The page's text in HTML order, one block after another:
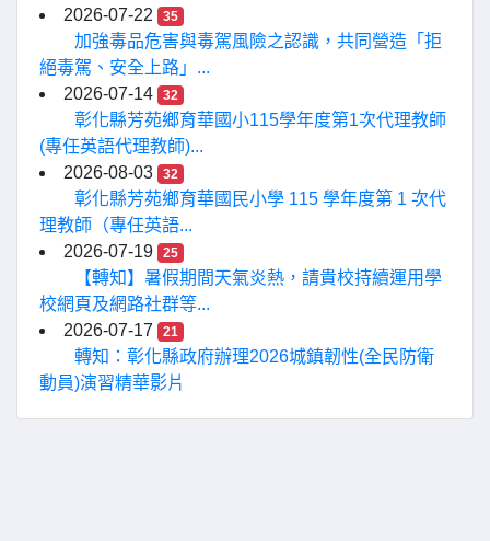
2026-07-22
35
加強毒品危害與毒駕風險之認識，共同營造「拒
絕毒駕、安全上路」...
2026-07-14
32
彰化縣芳苑鄉育華國小115學年度第1次代理教師
(專任英語代理教師)...
2026-08-03
32
彰化縣芳苑鄉育華國民小學 115 學年度第 1 次代
理教師（專任英語...
2026-07-19
25
【轉知】暑假期間天氣炎熱，請貴校持續運用學
校網頁及網路社群等...
2026-07-17
21
轉知：彰化縣政府辦理2026城鎮韌性(全民防衛
動員)演習精華影片